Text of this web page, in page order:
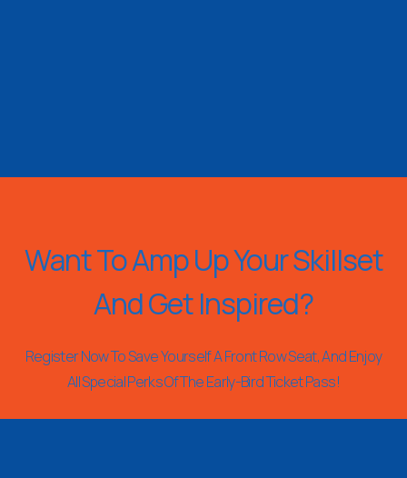
Want To Amp Up Your Skillset
And Get Inspired?
Register Now To Save Yourself A Front Row Seat, And Enjoy
All Special Perks Of The Early-Bird Ticket Pass!